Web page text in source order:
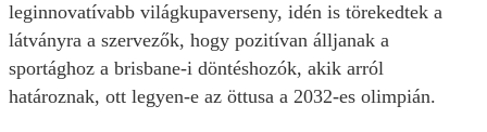
leginnovatívabb világkupaverseny, idén is törekedtek a
látványra a szervezők, hogy pozitívan álljanak a
sportághoz a brisbane-i döntéshozók, akik arról
határoznak, ott legyen-e az öttusa a 2032-es olimpián.